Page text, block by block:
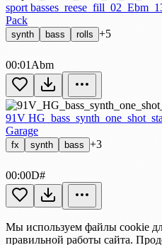
sport
Pack
synth bass rolls +5
00:01 Abm
91V
Garage
fx synth bass +3
00:00D#
Мы используем файлы cookie
правильной работы сайта.